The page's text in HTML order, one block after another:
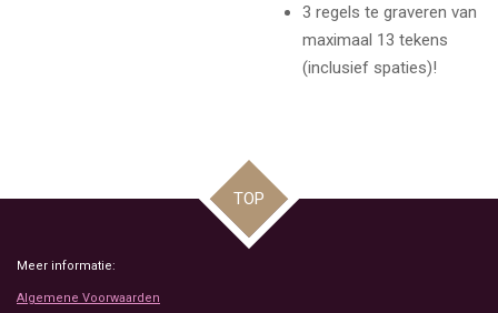
3 regels te graveren van
maximaal 13 tekens
(inclusief spaties)!
TOP
Meer informatie:
Algemene Voorwaarden